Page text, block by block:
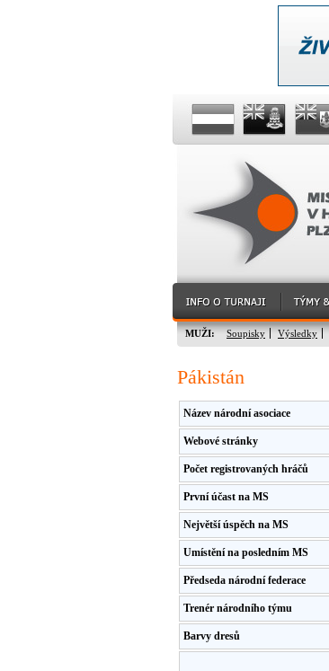
MUŽI: Soupisky Výsledky
Pákistán
Název národní asociace
Webové stránky
Počet registrovaných hráčů
První účast na MS
Největší úspěch na MS
Umístění na posledním MS
Předseda národní federace
Trenér národního týmu
Barvy dresů